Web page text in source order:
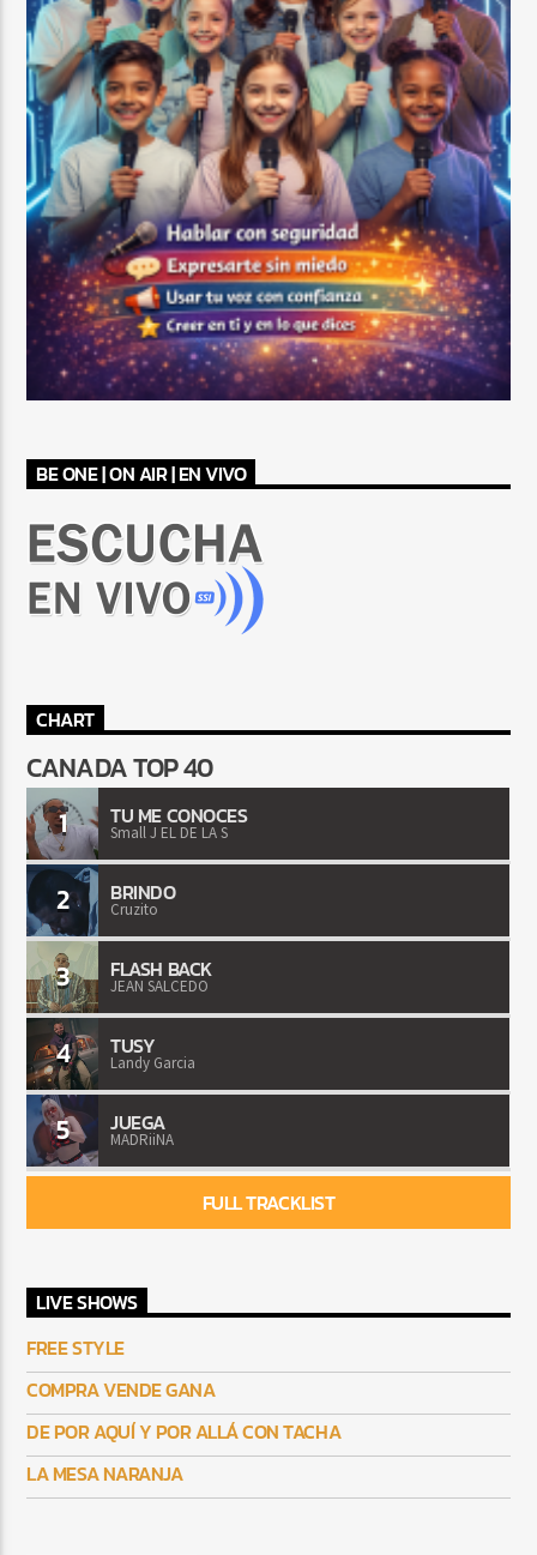
BE ONE | ON AIR | EN VIVO
CHART
CANADA TOP 40
1 TU ME CONOCES
Small J EL DE LA S
2 BRINDO
Cruzito
3 FLASH BACK
JEAN SALCEDO
4 TUSY
Landy Garcia
5 JUEGA
MADRiiNA
FULL TRACKLIST
LIVE SHOWS
FREE STYLE
COMPRA VENDE GANA
DE POR AQUÍ Y POR ALLÁ CON TACHA
LA MESA NARANJA